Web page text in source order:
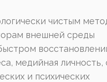
чистым
внешней среды
медийная личность,
и психических